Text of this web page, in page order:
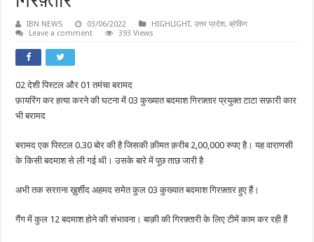
IBN NEWS 03/06/2022 HIGHLIGHT,उत्तर प्रदेश,ब्रेकिंग
Leave a comment
393 Views
02 देशी पिस्टल और 01 तमंचा बरामद
फ़ायरिंग कर हत्या करने की घटना में 03 कुख्यात बदमाश गिरफ़्तार प्रयुक्त टाटा सफ़ारी कार
भी बरामद
बरामद एक पिस्टल 0.30 बोर की है जिसकी क़ीमत क़रीब 2,00,000 रुपए है। यह वाराणसी
के किसी बदमाश से ली गई थी। उसके बारे में पूछ ताछ जारी है
अभी तक सरग़ना ख़ुर्शीद अहमद समेत कुल 03 कुख्यात बदमाश गिरफ़्तार हुए हैं।
गैंग में कुल 12 बदमाश होने की संभावना। बाक़ी की गिरफ़्तारी के लिए टीमें काम कर रही हैं